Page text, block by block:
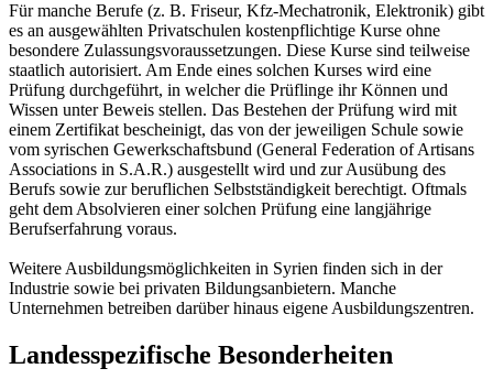
Für manche Berufe (z. B. Friseur, Kfz-Mechatronik, Elektronik) gibt
es an ausgewählten Privatschulen kostenpflichtige Kurse ohne
besondere Zulassungsvoraussetzungen. Diese Kurse sind teilweise
staatlich autorisiert. Am Ende eines solchen Kurses wird eine
Prüfung durchgeführt, in welcher die Prüflinge ihr Können und
Wissen unter Beweis stellen. Das Bestehen der Prüfung wird mit
einem Zertifikat bescheinigt, das von der jeweiligen Schule sowie
vom syrischen Gewerkschaftsbund (General Federation of Artisans
Associations in S.A.R.) ausgestellt wird und zur Ausübung des
Berufs sowie zur beruflichen Selbstständigkeit berechtigt. Oftmals
geht dem Absolvieren einer solchen Prüfung eine langjährige
Berufserfahrung voraus.
Weitere Ausbildungsmöglichkeiten in Syrien finden sich in der
Industrie sowie bei privaten Bildungsanbietern. Manche
Unternehmen betreiben darüber hinaus eigene Ausbildungszentren.
Landesspezifische Besonderheiten